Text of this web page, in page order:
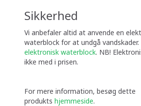
Sikkerhed
Vi anbefaler altid at anvende en
waterblock for at undgå vandskader.
elektronisk waterblock. NB!
ikke med i prisen.
For mere information, besøg dette
produkts hjemmeside.